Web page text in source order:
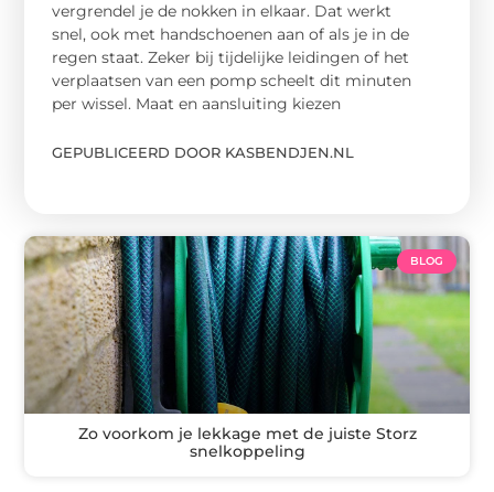
vergrendel je de nokken in elkaar. Dat werkt
snel, ook met handschoenen aan of als je in de
regen staat. Zeker bij tijdelijke leidingen of het
verplaatsen van een pomp scheelt dit minuten
per wissel. Maat en aansluiting kiezen
GEPUBLICEERD DOOR KASBENDJEN.NL
BLOG
Zo voorkom je lekkage met de juiste Storz
snelkoppeling